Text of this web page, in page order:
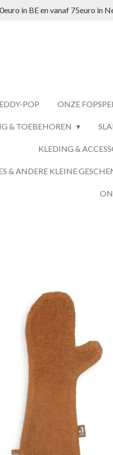
in BE en vanaf 75euro in
POP ONZE
& TOEBEHOREN
KLEDING &
& ANDERE KLEINE